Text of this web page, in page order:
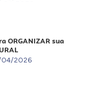
ORGANIZAR sua
04/2026